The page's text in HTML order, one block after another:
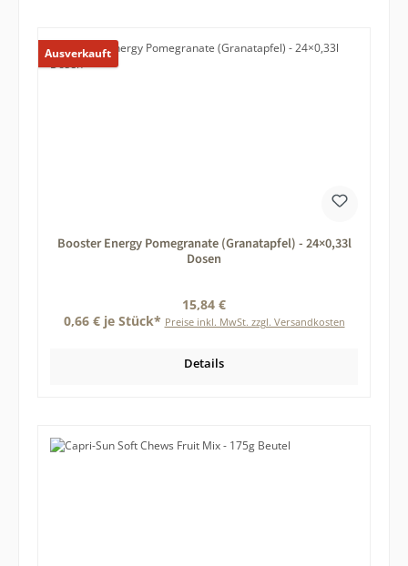
Ausverkauft
Booster Energy Pomegranate (Granatapfel) - 24×0,33l
Dosen
Regulärer Preis:
15,84 €
0,66 € je Stück* Preise inkl. MwSt. zzgl. Versandkosten
Details